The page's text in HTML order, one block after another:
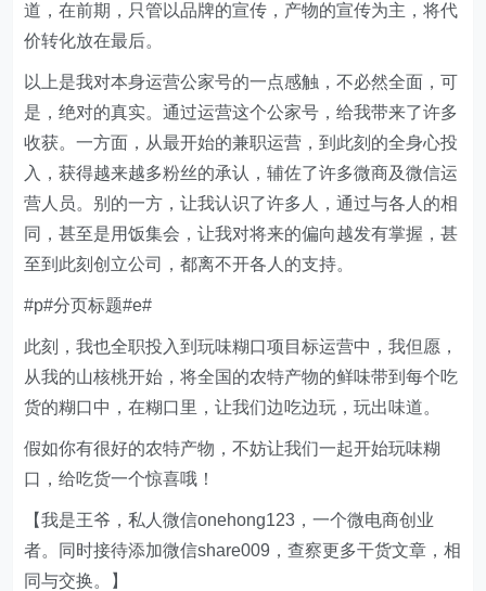
道，在前期，只管以品牌的宣传，产物的宣传为主，将代
价转化放在最后。
以上是我对本身运营公家号的一点感触，不必然全面，可
是，绝对的真实。通过运营这个公家号，给我带来了许多
收获。一方面，从最开始的兼职运营，到此刻的全身心投
入，获得越来越多粉丝的承认，辅佐了许多微商及微信运
营人员。别的一方，让我认识了许多人，通过与各人的相
同，甚至是用饭集会，让我对将来的偏向越发有掌握，甚
至到此刻创立公司，都离不开各人的支持。
#p#分页标题#e#
此刻，我也全职投入到玩味糊口项目标运营中，我但愿，
从我的山核桃开始，将全国的农特产物的鲜味带到每个吃
货的糊口中，在糊口里，让我们边吃边玩，玩出味道。
假如你有很好的农特产物，不妨让我们一起开始玩味糊
口，给吃货一个惊喜哦！
【我是王爷，私人微信onehong123，一个微电商创业
者。同时接待添加微信share009，查察更多干货文章，相
同与交换。】